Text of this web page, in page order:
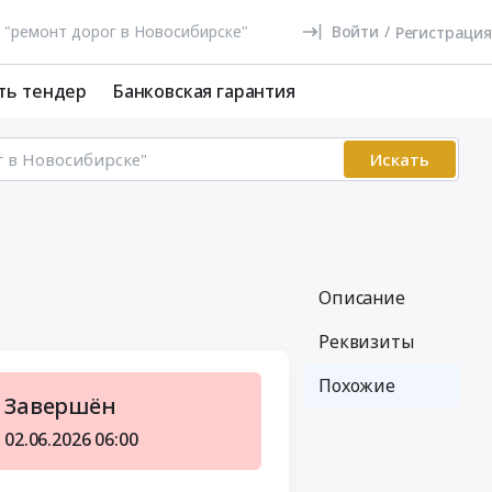
Войти / Регистрация
тендер Банковская гарантия
Искать
Завершён
02.06.2026 06:00
Описание
Реквизиты
Похожие